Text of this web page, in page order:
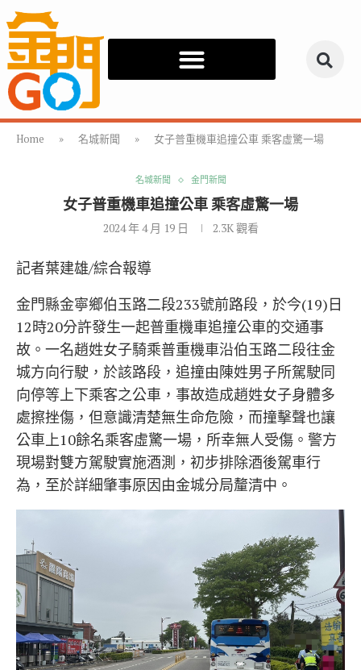
Home » 名城新聞 » 女子普重機車追撞公車 乘客虛驚一場
名城新聞 金門新聞
女子普重機車追撞公車 乘客虛驚一場
2024 年 4 月 19 日 2.3K觀看
記者葉建雄/綜合報導
金門縣金寧鄉伯玉路二段233號前路段，於今(19)日
12時20分許發生一起普重機車追撞公車的交通事
故。一名趙姓女子騎乘普重機車沿伯玉路二段往金
城方向行駛，於該路段，追撞由陳姓男子所駕駛同
向停等上下乘客之公車，事故造成趙姓女子身體多
處擦挫傷，但意識清楚無生命危險，而撞擊聲也讓
公車上10餘名乘客虛驚一場，所幸無人受傷。警方
現場對雙方駕駛實施酒測，初步排除酒後駕車行
為，至於詳細肇事原因由金城分局釐清中。